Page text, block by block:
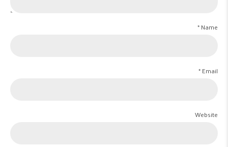
Name *
Email *
Website